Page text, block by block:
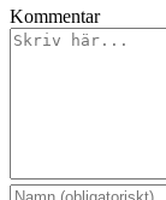
Kommentar